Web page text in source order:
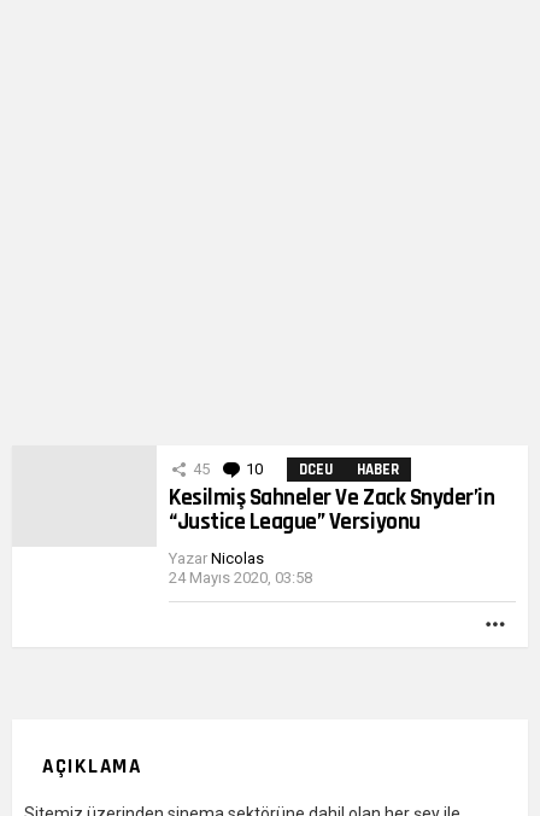
45 10 YorumDCEU HABER
Kesilmiş Sahneler Ve Zack Snyder’in
“Justice League” Versiyonu
Yazar Nicolas
24 Mayıs 2020, 03:58
AÇIKLAMA